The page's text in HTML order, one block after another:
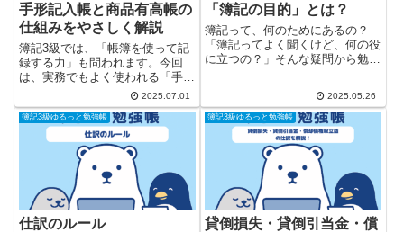
手形記入帳と商品有高帳の
仕組みをやさしく解説
簿記3級では、「帳簿を使って記
録する力」も問われます。今回
は、実務でもよく使われる「手形
記入帳」「商品有高帳」、そして
それらを含む「帳簿の種類」につ
いてわかりやすく解説します。
1. 手形記入帳とは？ 手形の取引
に特化した帳簿です。 帳簿名...
2025.07.01
「簿記の目的」とは？
簿記って、何のためにあるの？
「簿記ってよく聞くけど、何の役
に立つの？」そんな疑問から勉強
算”ではなく、お店や会社のお金
の動きを「記録する」ための大切
なルールです。売り上げや仕入...
2025.05.26
簿記3級ゆるっと勉強帳
仕訳のルール
簿記3級ゆるっと勉強帳
貸倒損失・貸倒引当金・償